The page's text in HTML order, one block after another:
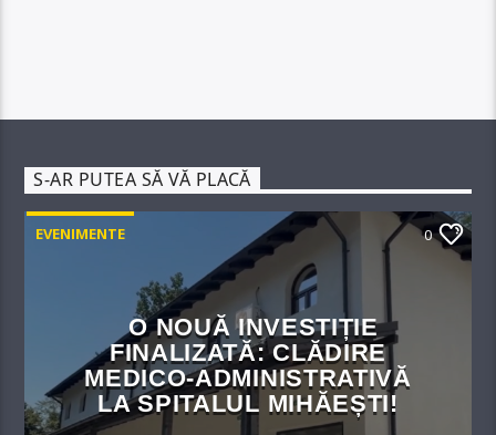
S-AR PUTEA SĂ VĂ PLACĂ
EVENIMENTE 0
O NOUĂ INVESTIȚIE
FINALIZATĂ: CLĂDIRE
MEDICO-ADMINISTRATIVĂ
LA SPITALUL MIHĂEȘTI!​